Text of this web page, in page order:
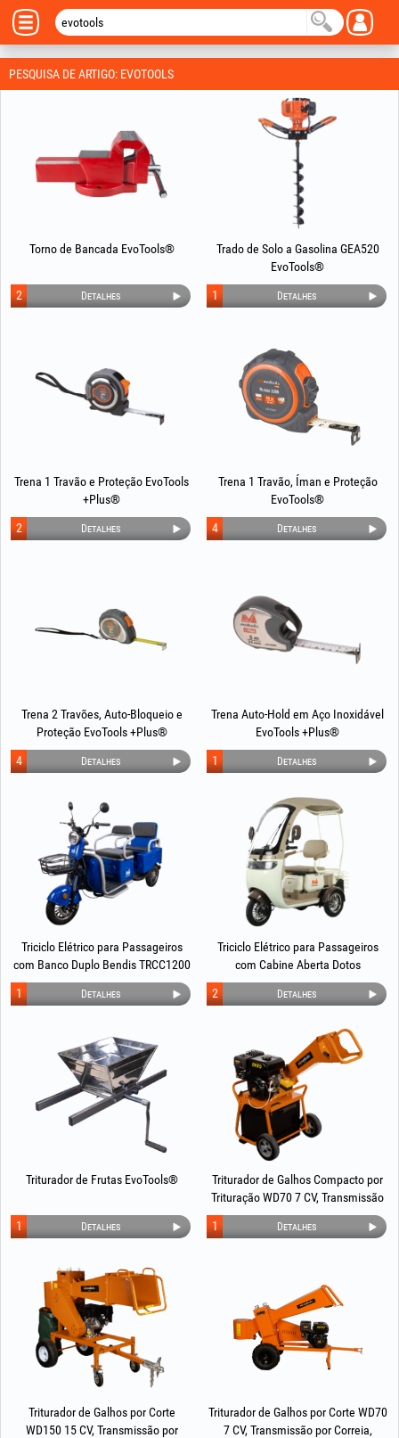
PESQUISA DE ARTIGO: EVOTOOLS
Torno de Bancada EvoTools®
Detalhes
2
Trado de Solo a Gasolina GEA520
EvoTools®
Detalhes
1
Trena 1 Travão e Proteção EvoTools
+Plus®
Detalhes
2
Trena 1 Travão, Íman e Proteção
EvoTools®
Detalhes
4
Trena 2 Travões, Auto-Bloqueio e
Proteção EvoTools +Plus®
Detalhes
4
Trena Auto-Hold em Aço Inoxidável
EvoTools +Plus®
Detalhes
1
Triciclo Elétrico para Passageiros
com Banco Duplo Bendis TRCC1200
EvoTools®
Detalhes
1
Triciclo Elétrico para Passageiros
com Cabine Aberta Dotos
TRP1000CD EvoTools®
Detalhes
2
Triturador de Frutas EvoTools®
Detalhes
1
Triturador de Galhos Compacto por
Trituração WD70 7 CV, Transmissão
Direta, EvoTools®
Detalhes
1
Triturador de Galhos por Corte
WD150 15 CV, Transmissão por
Triturador de Galhos por Corte WD70
7 CV, Transmissão por Correia,